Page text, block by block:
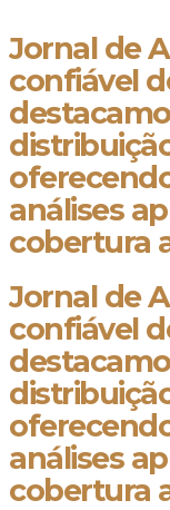
Jornal de
confiável
análises
cobertura
Jornal de
confiável
análises
cobertura